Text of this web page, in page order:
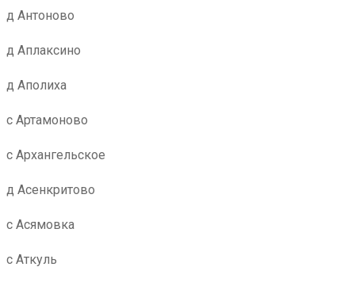
д Антоново
д Аплаксино
д Аполиха
с Артамоново
с Архангельское
д Асенкритово
с Асямовка
с Аткуль